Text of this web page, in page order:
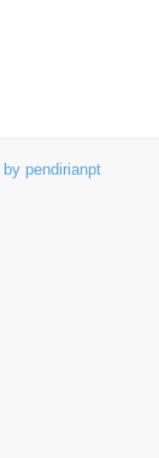
by pendirianpt